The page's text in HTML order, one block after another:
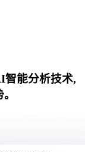
智能分析技术,